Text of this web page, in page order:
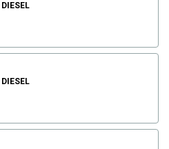
DIESEL
DIESEL